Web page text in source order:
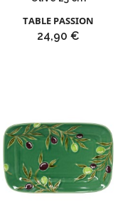
TABLE PASSION
Prix
24,90 €